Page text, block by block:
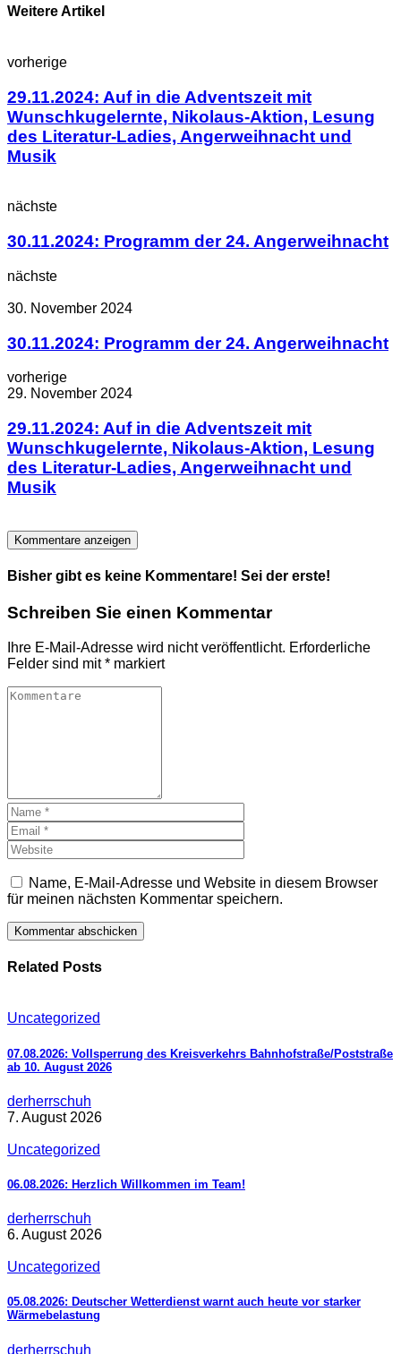
Weitere Artikel
vorherige
29.11.2024: Auf in die Adventszeit mit
Wunschkugelernte, Nikolaus-Aktion, Lesung
des Literatur-Ladies, Angerweihnacht und
Musik
nächste
30.11.2024: Programm der 24. Angerweihnacht
nächste
30. November 2024
30.11.2024: Programm der 24. Angerweihnacht
vorherige
29. November 2024
29.11.2024: Auf in die Adventszeit mit
Wunschkugelernte, Nikolaus-Aktion, Lesung
des Literatur-Ladies, Angerweihnacht und
Musik
Kommentare anzeigen
Bisher gibt es keine Kommentare! Sei der erste!
Schreiben Sie einen Kommentar
Ihre E-Mail-Adresse wird nicht veröffentlicht. Erforderliche
Felder sind mit* markiert
Name, E-Mail-Adresse und Website in diesem Browser
für meinen nächsten Kommentar speichern.
Related Posts
Uncategorized
07.08.2026: Vollsperrung des Kreisverkehrs Bahnhofstraße/Poststraße
ab 10. August 2026
derherrschuh
7. August 2026
Uncategorized
06.08.2026: Herzlich Willkommen im Team!
derherrschuh
6. August 2026
Uncategorized
05.08.2026: Deutscher Wetterdienst warnt auch heute vor starker
Wärmebelastung
derherrschuh